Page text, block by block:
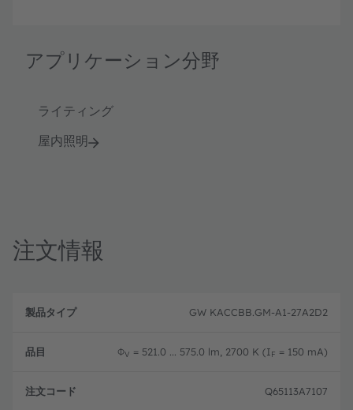
アプリケーション分野
ライティング
屋内照明
注文情報
品
プ
品
GW KACCBB.GM-A1-27A2D2
ΦV = 521.0 ... 575.0 lm, 2700 K (IF = 150 mA)
Q65113A7107